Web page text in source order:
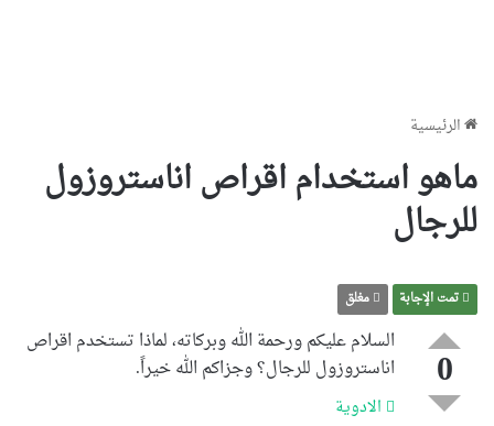
الرئيسية
ماهو استخدام اقراص اناستروزول
للرجال
تمت الإجابة مغلق
0
السلام عليكم ورحمة الله وبركاته، لماذا تستخدم اقراص
اناستروزول للرجال؟ وجزاكم الله خيراً.
الادوية